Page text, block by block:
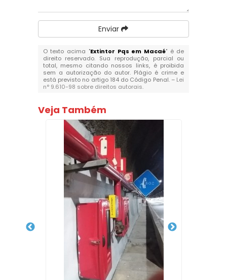
Enviar
O texto acima "Extintor Pqs em Macaé" é de
direito reservado. Sua reprodução, parcial ou
total, mesmo citando nossos links, é proibida
sem a autorização do autor. Plágio é crime e
está previsto no artigo 184 do Código Penal. – Lei
n° 9.610-98 sobre direitos autorais.
Veja Também